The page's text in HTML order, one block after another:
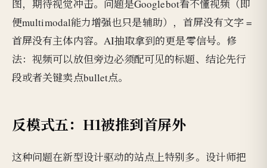
图，期待视觉冲击。问题是Googlebot看不懂视频（即
便multimodal能力增强也只是辅助），首屏没有文字 =
首屏没有主体内容。AI抽取拿到的更是零信号。修
法：视频可以放但旁边必须配可见的标题、结论先行
段或者关键卖点bullet点。
反模式五：H1被推到首屏外
这种问题在新型设计驱动的站点上特别多。设计师把